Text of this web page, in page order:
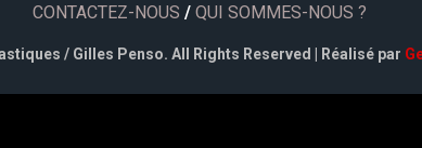
CONTACTEZ-NOUS / QUI SOMMES-NOUS ?
/ Gilles Penso. All Rights Reserved | Réalisé par